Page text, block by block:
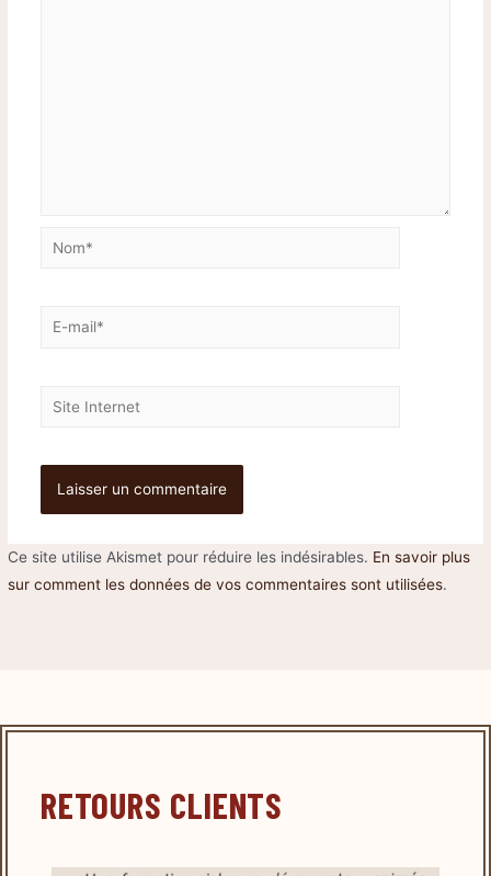
Ce site utilise Akismet pour réduire les indésirables. En savoir plus
sur comment les données de vos commentaires sont utilisées.
RETOURS CLIENTS